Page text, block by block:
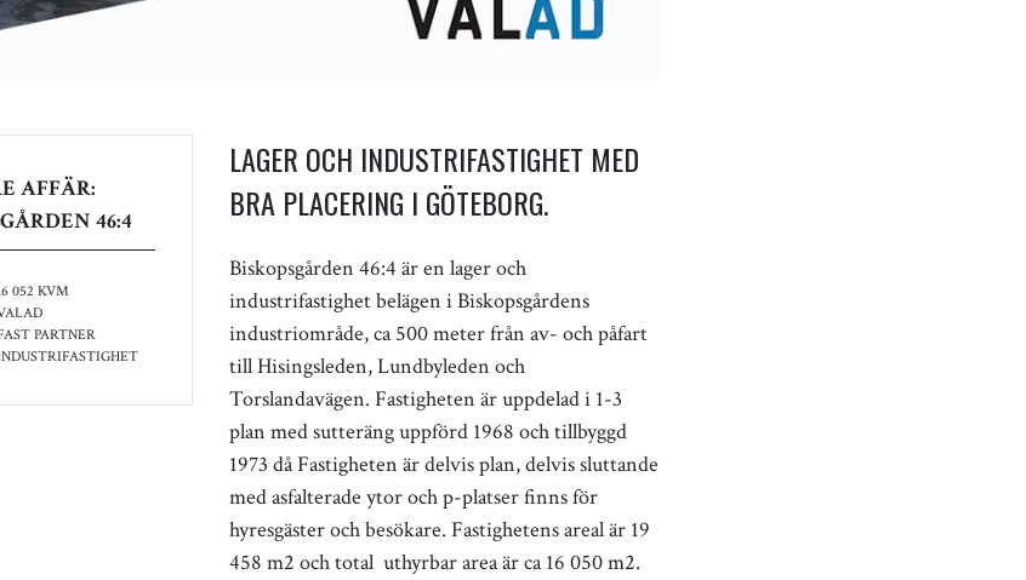
AFFÄR:
46:4
052 KVM
PARTNER
LAGER OCH INDUSTRIFASTIGHET MED
BRA PLACERING I GÖTEBORG.
Biskopsgården 46:4 är en lager och
industrifastighet belägen i Biskopsgårdens
industriområde, ca 500 meter från av- och påfart
till Hisingsleden, Lundbyleden och
Torslandavägen. Fastigheten är uppdelad i 1-3
plan med sutteräng uppförd 1968 och tillbyggd
1973 då Fastigheten är delvis plan, delvis sluttande
med asfalterade ytor och p-platser finns för
hyresgäster och besökare. Fastighetens areal är 19
458 m2 och total uthyrbar area är ca 16 050 m2.